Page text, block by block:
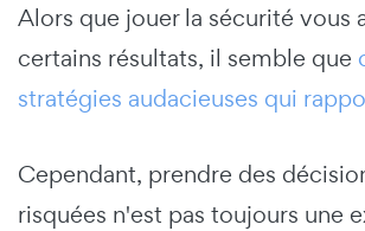
Alors que jouer la sécurité vous
certains résultats, il semble que
stratégies audacieuses qui
Cependant, prendre des
risquées n'est pas toujours une